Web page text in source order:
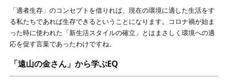
「適者生存」のコンセプトを借りれば、現在の環境に適した生活をす
る私たちであれば生存できるということになります。コロナ禍が始ま
った時に使われた「新生活スタイルの確立」とはまさしく環境への適
応を促す言葉であったわけですね。
「遠山の金さん」から学ぶEQ